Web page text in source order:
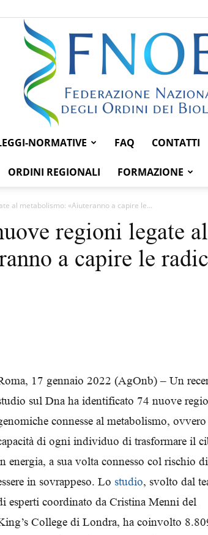
Federazione
Nazionale
Ordini
dei
NORMATIVE FAQ CONTATTI
ORDINI REGIONALI FORMAZIONE
al metabolismo: «Aiuteranno a capire le...
regioni legate al
a capire le
17 gennaio 2022 (AgOnb) – Un
sul Dna ha identificato 74 nuove
connesse al metabolismo,
di ogni individuo di trasformare il
energia, a sua volta connesso col rischio di
in sovrappeso. Lo studio, svolto dal
esperti coordinato da Cristina Menni del
College di Londra, ha coinvolto